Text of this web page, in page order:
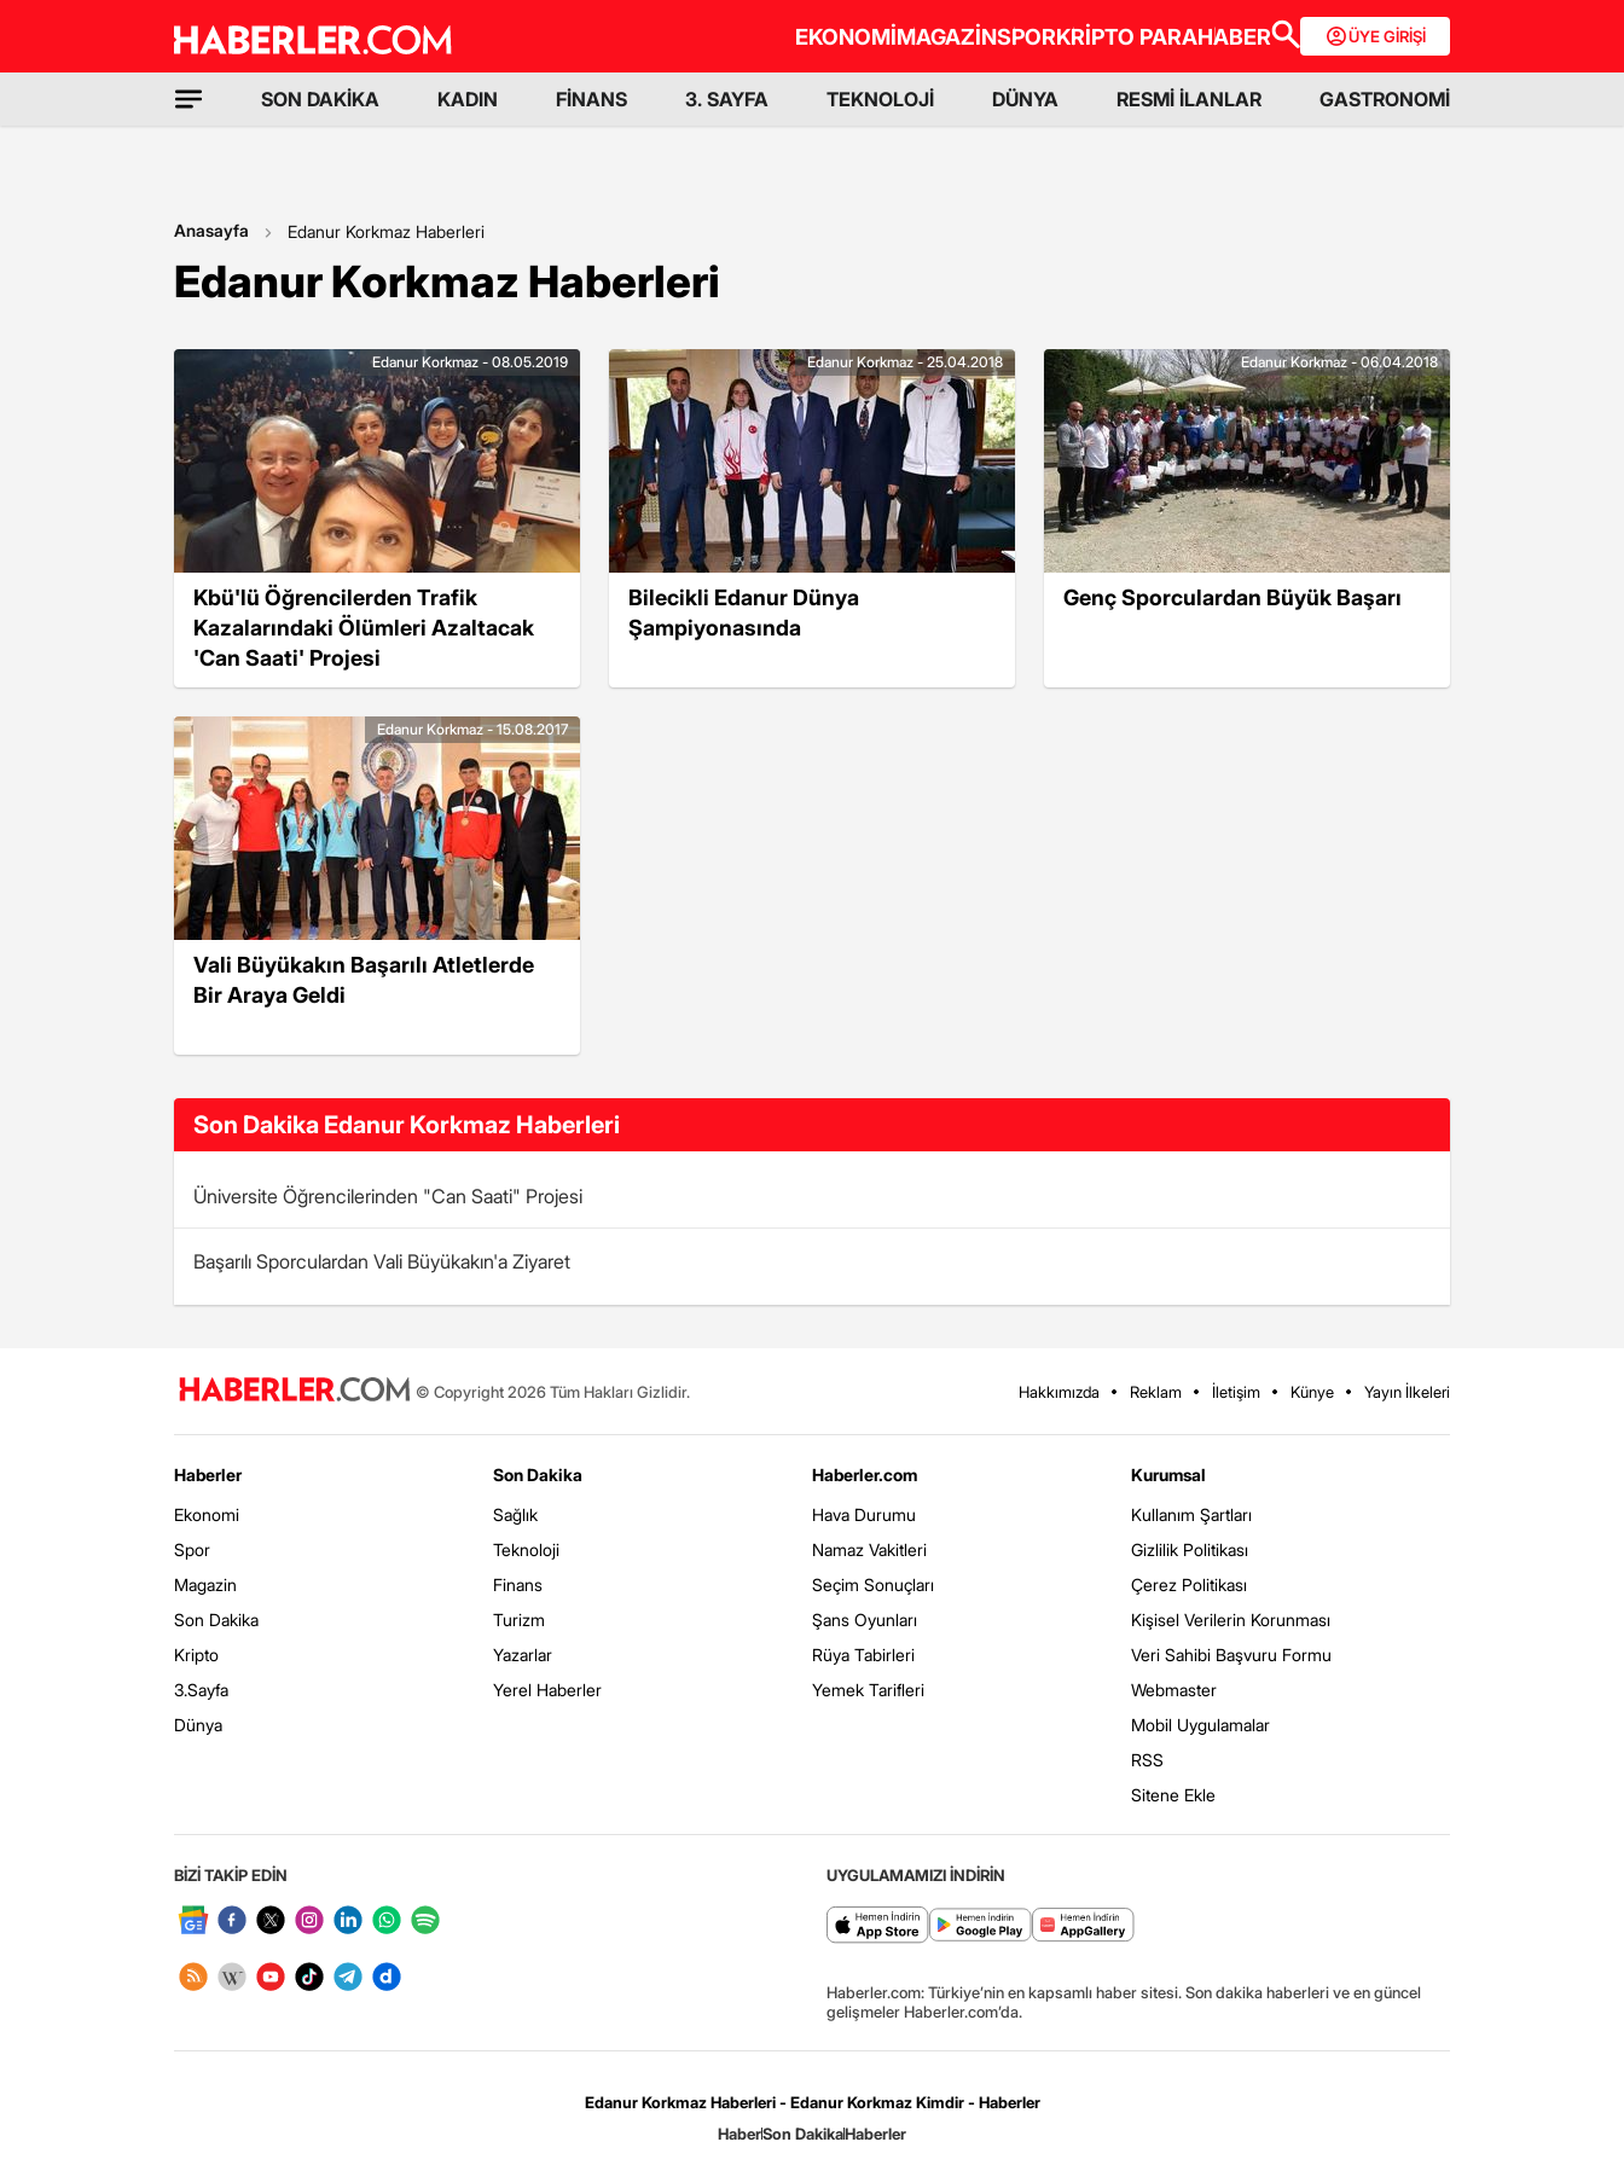
EKONOMİMAGAZİNSPORKRİPTO PARAHABER ÜYE GİRİŞİ
SON DAKİKA KADIN FİNANS 3. SAYFA TEKNOLOJİ DÜNYA RESMİ İLANLAR GASTRONOMİ
Anasayfa Edanur Korkmaz Haberleri
Edanur Korkmaz Haberleri
Kbü'lü Öğrencilerden Trafik
Kazalarındaki Ölümleri Azaltacak
'Can Saati' Projesi
Edanur Korkmaz - 08.05.2019
Bilecikli Edanur Dünya
Şampiyonasında
Edanur Korkmaz - 25.04.2018
Genç Sporculardan Büyük Başarı
Edanur Korkmaz - 06.04.2018
Vali Büyükakın Başarılı Atletlerde
Bir Araya Geldi
Edanur Korkmaz - 15.08.2017
Son Dakika Edanur Korkmaz Haberleri
Üniversite Öğrencilerinden "Can Saati" Projesi
Başarılı Sporculardan Vali Büyükakın'a Ziyaret
© Copyright 2026 Tüm Hakları Gizlidir. Hakkımızda Reklam İletişim Künye Yayın İlkeleri
Haberler
Ekonomi
Spor
Magazin
Son Dakika
Kripto
3.Sayfa
Dünya
Son Dakika
Sağlık
Teknoloji
Finans
Turizm
Yazarlar
Yerel Haberler
Haberler.com
Hava Durumu
Namaz Vakitleri
Seçim Sonuçları
Şans Oyunları
Rüya Tabirleri
Yemek Tarifleri
Kurumsal
Kullanım Şartları
Gizlilik Politikası
Çerez Politikası
Kişisel Verilerin Korunması
Veri Sahibi Başvuru Formu
Webmaster
Mobil Uygulamalar
RSS
Sitene Ekle
BİZİ TAKİP EDİN UYGULAMAMIZI İNDİRİN
Haberler.com: Türkiye’nin en kapsamlı haber sitesi. Son dakika haberleri ve en güncel
gelişmeler Haberler.com’da.
Edanur Korkmaz Haberleri - Edanur Korkmaz Kimdir - Haberler
HaberSon DakikaHaberler